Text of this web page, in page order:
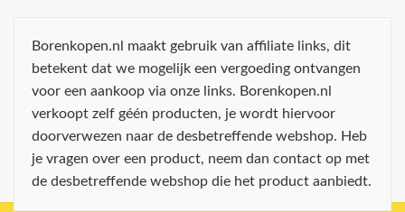
Borenkopen.nl maakt gebruik van affiliate links, dit
betekent dat we mogelijk een vergoeding ontvangen
voor een aankoop via onze links. Borenkopen.nl
verkoopt zelf géén producten, je wordt hiervoor
doorverwezen naar de desbetreffende webshop. Heb
je vragen over een product, neem dan contact op met
de desbetreffende webshop die het product aanbiedt.